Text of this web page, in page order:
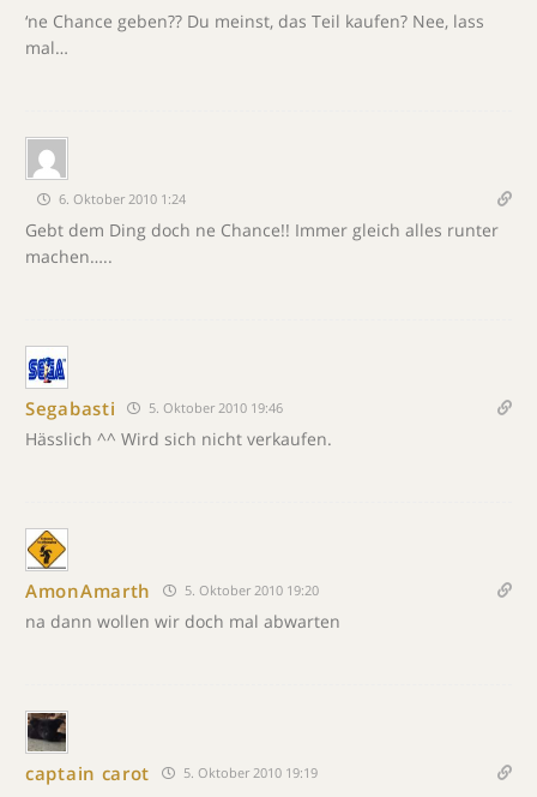
‘ne Chance geben?? Du meinst, das Teil kaufen? Nee, lass
mal…
6. Oktober 2010 1:24
Gebt dem Ding doch ne Chance!! Immer gleich alles runter
machen…..
Segabasti 5. Oktober 2010 19:46
Hässlich ^^ Wird sich nicht verkaufen.
AmonAmarth 5. Oktober 2010 19:20
na dann wollen wir doch mal abwarten
captain carot 5. Oktober 2010 19:19